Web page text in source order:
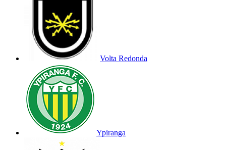
Volta Redonda
Ypiranga